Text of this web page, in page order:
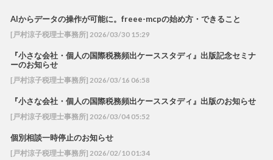
AIからデータの操作が可能に。freee-mcpの始め方・できること
[戸村涼子税理士事務所] 2026/03/30 15:29
『小さな会社・個人の国際税務頻出ケーススタディ』出版記念セミナ
ーのお知らせ
[戸村涼子税理士事務所] 2026/03/16 06:58
『小さな会社・個人の国際税務頻出ケーススタディ』出版のお知らせ
[戸村涼子税理士事務所] 2026/03/04 05:52
個別相談一時停止のお知らせ
[戸村涼子税理士事務所] 2026/02/10 01:34